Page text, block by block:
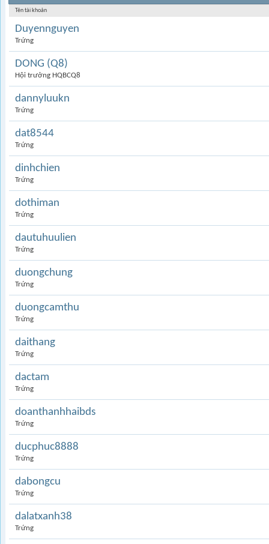
Tên tài khoản
Duyennguyen
Trứng
DONG (Q8)
Hội trưởng HQBCQ8
dannyluukn
Trứng
dat8544
Trứng
dinhchien
Trứng
dothiman
Trứng
dautuhuulien
Trứng
duongchung
Trứng
duongcamthu
Trứng
daithang
Trứng
dactam
Trứng
doanthanhhaibds
Trứng
ducphuc8888
Trứng
dabongcu
Trứng
dalatxanh38
Trứng